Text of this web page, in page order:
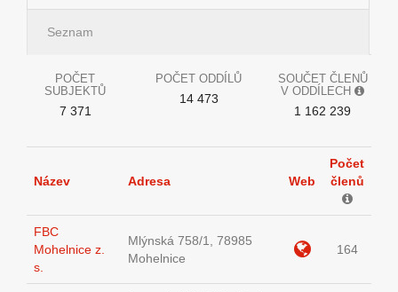
Seznam
POČET
SUBJEKTŮ
7 371
POČET ODDÍLŮ
14 473
SOUČET ČLENŮ
V ODDÍLECH
1 162 239
Název Adresa Web
Počet
členů
FBC
Mohelnice z.
s.
Mlýnská 758/1, 78985
Mohelnice
164